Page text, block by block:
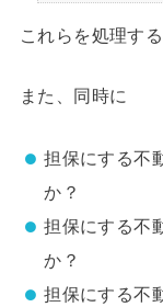
これらを処理す
また、同時に
担保にする不
か？
担保にする不
か？
担保にする不